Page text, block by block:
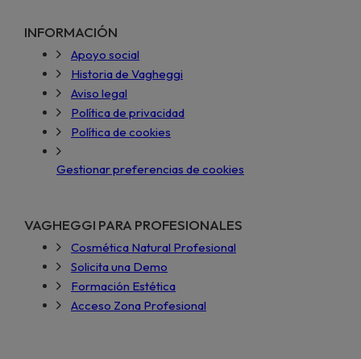
INFORMACIÓN
Apoyo social
Historia de Vagheggi
Aviso legal
Política de privacidad
Política de cookies
Gestionar preferencias de cookies
VAGHEGGI PARA PROFESIONALES
Cosmética Natural Profesional
Solicita una Demo
Formación Estética
Acceso Zona Profesional